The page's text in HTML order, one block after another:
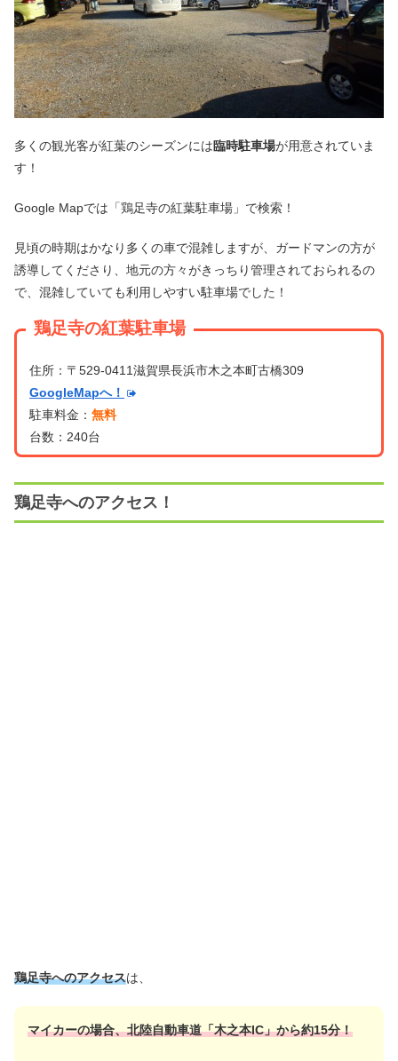
多くの観光客が紅葉のシーズンには臨時駐車場が用意されていま
す！
Google Mapでは「鶏足寺の紅葉駐車場」で検索！
見頃の時期はかなり多くの車で混雑しますが、ガードマンの方が
誘導してくださり、地元の方々がきっちり管理されておられるの
で、混雑していても利用しやすい駐車場でした！
鶏足寺の紅葉駐車場
住所：〒529-0411滋賀県長浜市木之本町古橋309
GoogleMapへ！
駐車料金： 無料
台数：240台
鶏足寺へのアクセス！
鶏足寺へのアクセスは、
マイカーの場合、北陸自動車道「木之本IC」から約15分！